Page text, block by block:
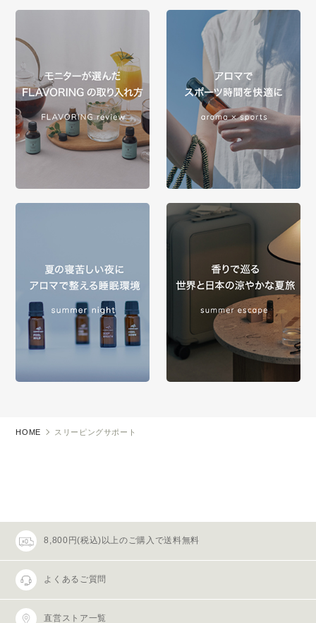
HOME スリーピングサポート
8,800円(税込)以上のご購入で送料無料
よくあるご質問
直営ストア一覧